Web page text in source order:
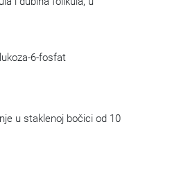
6-fosfat
u staklenoj bočici od 10